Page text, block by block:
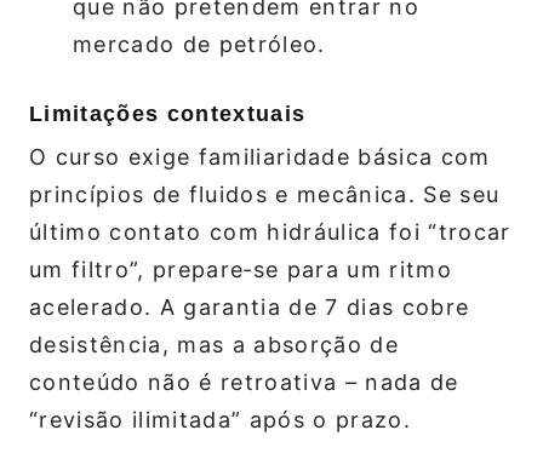
que não pretendem entrar no
mercado de petróleo.
Limitações contextuais
O curso exige familiaridade básica com
princípios de fluidos e mecânica. Se seu
último contato com hidráulica foi “trocar
um filtro”, prepare‑se para um ritmo
acelerado. A garantia de 7 dias cobre
desistência, mas a absorção de
conteúdo não é retroativa – nada de
“revisão ilimitada” após o prazo.